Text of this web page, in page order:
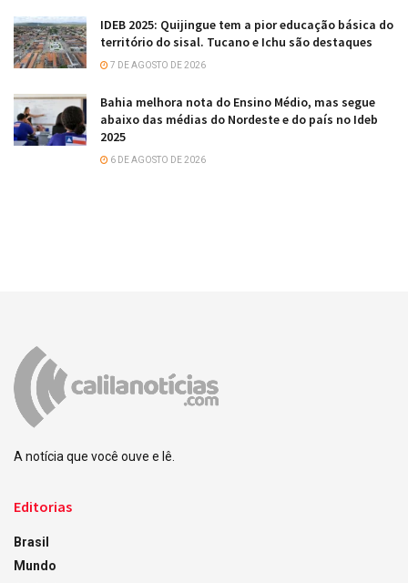
IDEB 2025: Quijingue tem a pior educação básica do
território do sisal. Tucano e Ichu são destaques
7 DE AGOSTO DE 2026
Bahia melhora nota do Ensino Médio, mas segue
abaixo das médias do Nordeste e do país no Ideb
2025
6 DE AGOSTO DE 2026
A notícia que você ouve e lê.
Editorias
Brasil
Mundo